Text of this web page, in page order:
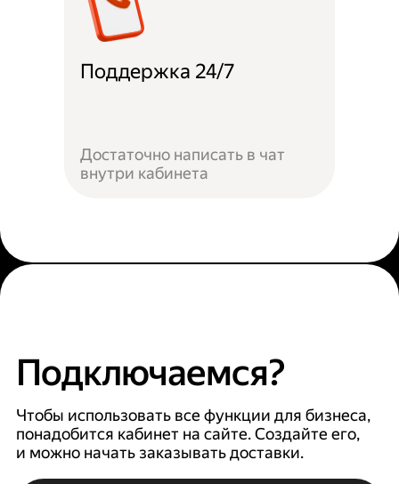
Поддержка 24/7
Достаточно написать в чат
внутри кабинета
Подключаемся?
Чтобы использовать все функции для бизнеса,
понадобится кабинет на сайте. Создайте его,
и можно начать заказывать доставки.